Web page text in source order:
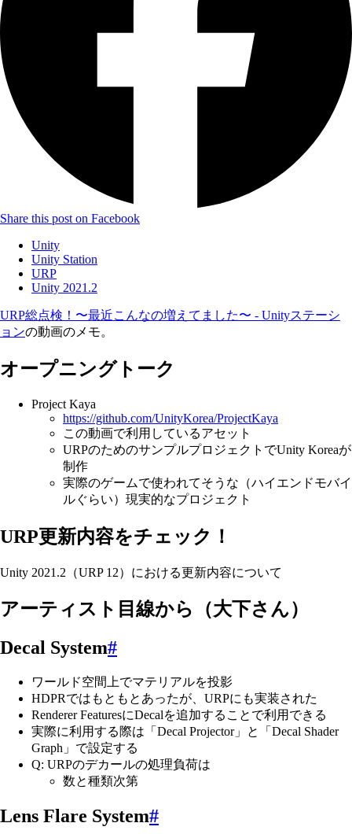
Share this post on Facebook
Unity
Unity Station
URP
Unity 2021.2
URP総点検！〜最近こんなの増えてました〜 - Unityステーシ
ョンの動画のメモ。
オープニングトーク
Project Kaya
https://github.com/UnityKorea/ProjectKaya
この動画で利用しているアセット
URPのためのサンプルプロジェクトでUnity Koreaが
制作
実際のゲームで使われてそうな（ハイエンドモバイ
ルぐらい）現実的なプロジェクト
URP更新内容をチェック！
Unity 2021.2（URP 12）における更新内容について
アーティスト目線から（大下さん）
Decal System#
ワールド空間上でマテリアルを投影
HDPRではもともとあったが、URPにも実装された
Renderer FeaturesにDecalを追加することで利用できる
実際に利用する際は「Decal Projector」と「Decal Shader
Graph」で設定する
Q: URPのデカールの処理負荷は
数と種類次第
Lens Flare System#